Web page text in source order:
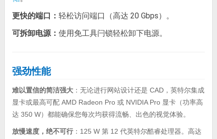
更快的端口： 轻松访问端口（高达 20 Gbps）。
可拆卸电源： 使用免工具闩锁轻松卸下电源。
强劲性能
难以置信的简洁强大：无论进行网站设计还是 CAD，英特尔集成
显卡或最高可配 AMD Radeon Pro 或 NVIDIA Pro 显卡（功率高
达 350 W）都能确保您每次均获得流畅、出色的视觉体验。
放慢速度，绝不可行：125 W 第 12 代英特尔酷睿处理器。高达